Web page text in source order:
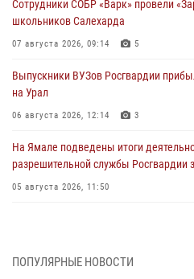
Сотрудники СОБР «Варк» провели
школьников Салехарда
07 августа 2026, 09:14 5
Выпускники ВУЗов Росгвардии
на Урал
06 августа 2026, 12:14 3
На Ямале подведены итоги
разрешительной службы Росгвардии
05 августа 2026, 11:50
03 августа 2026, 07:21 2
ПОПУЛЯРНЫЕ НОВОСТИ